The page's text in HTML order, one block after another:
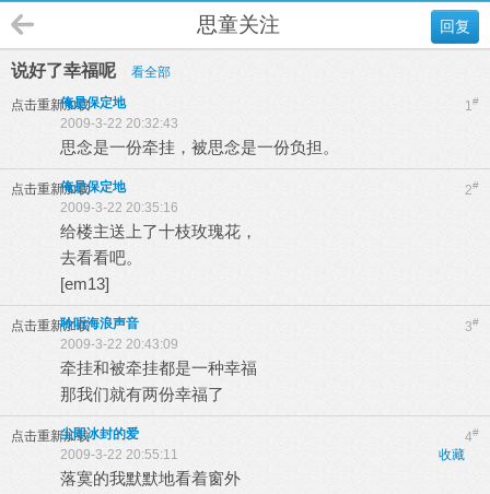
回复
思童关注
说好了幸福呢 看全部
点击重新加载 1#
俺是保定地
2009-3-22 20:32:43
思念是一份牵挂，被思念是一份负担。
点击重新加载 2#
俺是保定地
2009-3-22 20:35:16
给楼主送上了十枝玫瑰花，
去看看吧。
[em13]
点击重新加载 3#
聆听海浪声音
2009-3-22 20:43:09
牵挂和被牵挂都是一种幸福
那我们就有两份幸福了
点击重新加载 4#
尘即冰封的爱
收藏
2009-3-22 20:55:11
落寞的我默默地看着窗外